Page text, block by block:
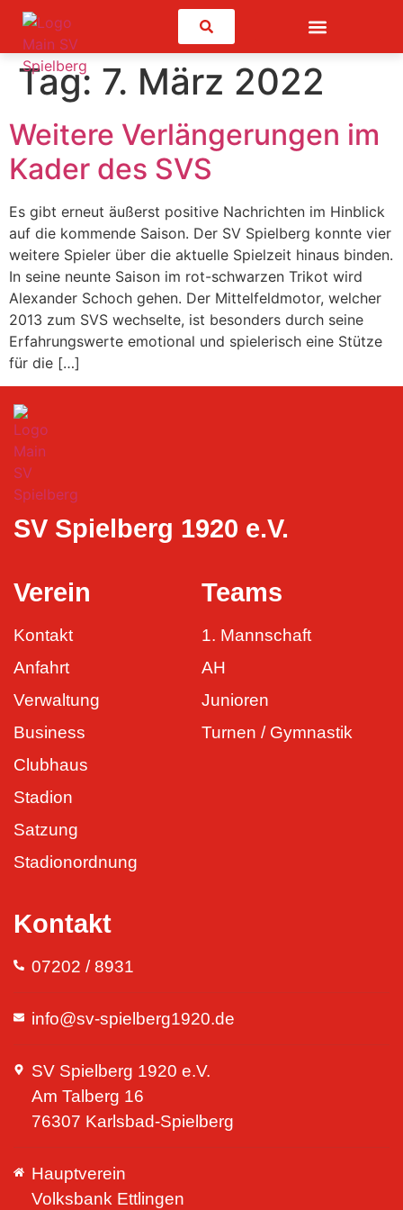
Suchen
Tag: 7. März 2022
Weitere Verlängerungen im
Kader des SVS
Es gibt erneut äußerst positive Nachrichten im Hinblick
auf die kommende Saison. Der SV Spielberg konnte vier
weitere Spieler über die aktuelle Spielzeit hinaus binden.
In seine neunte Saison im rot-schwarzen Trikot wird
Alexander Schoch gehen. Der Mittelfeldmotor, welcher
2013 zum SVS wechselte, ist besonders durch seine
Erfahrungswerte emotional und spielerisch eine Stütze
für die […]
SV Spielberg 1920 e.V.
Verein
Kontakt
Anfahrt
Verwaltung
Business
Clubhaus
Stadion
Satzung
Stadionordnung
Teams
1. Mannschaft
AH
Junioren
Turnen / Gymnastik
Kontakt
07202 / 8931
info@sv-spielberg1920.de
SV Spielberg 1920 e.V.
Am Talberg 16
76307 Karlsbad-Spielberg
Hauptverein
Volksbank Ettlingen